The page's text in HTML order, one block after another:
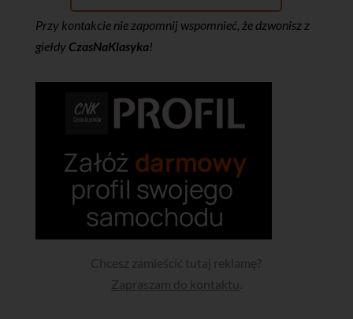
Przy kontakcie nie zapomnij wspomnieć, że dzwonisz z
giełdy CzasNaKlasyka!
Chcesz zamieścić tutaj reklamę?
Zapraszam do kontaktu